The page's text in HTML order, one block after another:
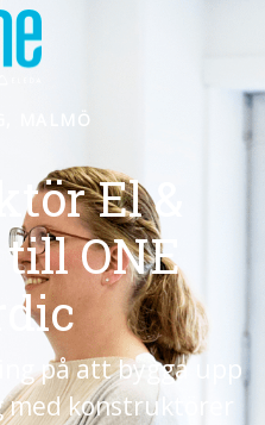
MALMÖ
El &
ONE
på att bygga upp
konstruktörer